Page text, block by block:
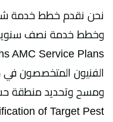
نحن نقدم خطط خدمة
الفنيون المتخصصون
ومسح وتحديد منطقة
of Target Pest